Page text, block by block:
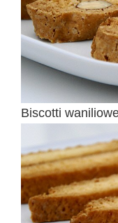
Biscotti